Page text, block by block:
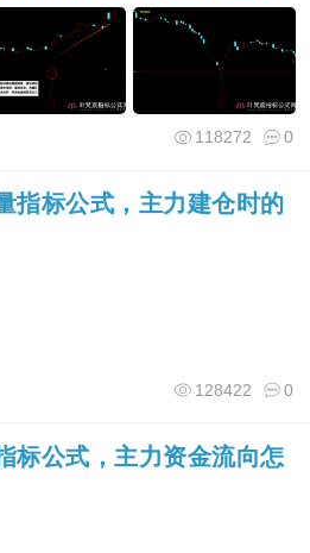
0
118272
指标公式，主力建仓时的
0
128422
标公式，主力资金流向怎